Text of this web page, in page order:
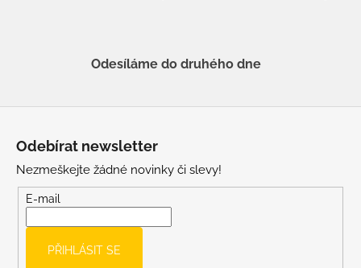
Odesíláme do druhého dne
Odebírat newsletter
Nezmeškejte žádné novinky či slevy!
E-mail
PŘIHLÁSIT SE